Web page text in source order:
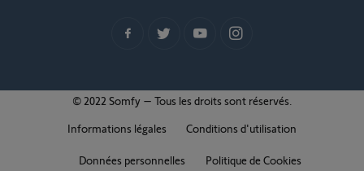
© 2022 Somfy – Tous les droits sont réservés.
Informations légales
Conditions d'utilisation
Données personnelles Politique de Cookies